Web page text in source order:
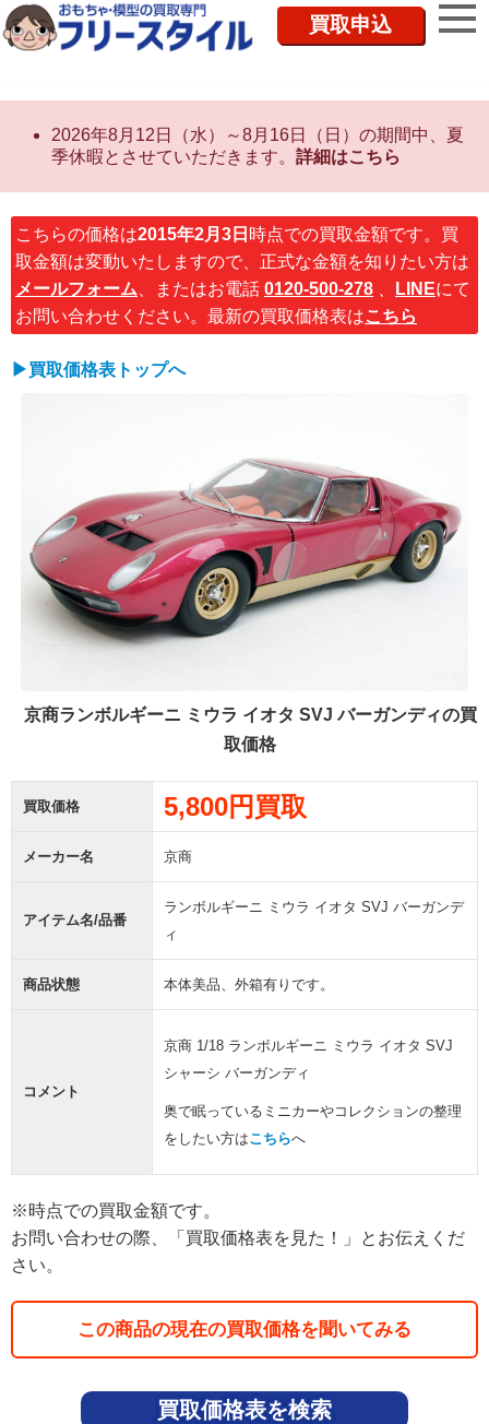
買取申込
2026年8月12日（水）～8月16日（日）の期間中、夏
季休暇とさせていただきます。 詳細はこちら
こちらの価格は2015年2月3日 時点での買取金額です。買
取金額は変動いたしますので、正式な金額を知りたい方は
メールフォーム 、またはお電話 0120-500-278 LINEにて
お問い合わせください。最新の買取価格表はこちら
▶買取価格表トップへ
京商ランボルギーニ ミウラ イオタ SVJ バーガンディの買
取価格
買取価格 5,800円買取
メーカー名 京商
アイテム名/品番
ランボルギーニ ミウラ イオタ SVJ バーガンデ
ィ
商品状態 本体美品、外箱有りです。
コメント
京商 1/18 ランボルギーニ ミウラ イオタ SVJ
シャーシ バーガンディ
奥で眠っているミニカーやコレクションの整理
をしたい方はこちらへ
※時点での買取金額です。
お問い合わせの際、「買取価格表を見た！」とお伝えくだ
さい。
この商品の現在の買取価格を聞いてみる
買取価格表を検索